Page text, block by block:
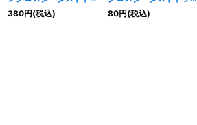
ゴン【シークレット】
{QCDB-JP036}《シン
380円(税込)
ン【スーパー】{HC01-
JP022}《シンクロ》
80円(税込)